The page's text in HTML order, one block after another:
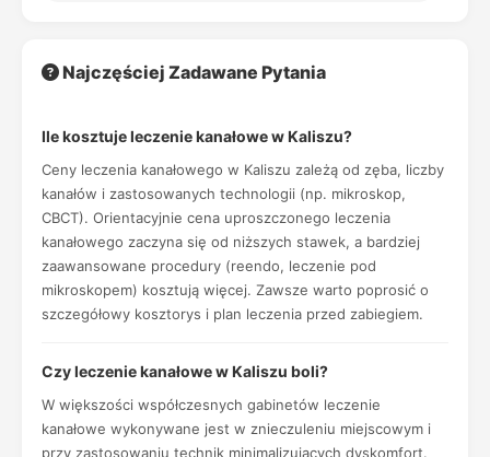
Najczęściej Zadawane Pytania
Ile kosztuje leczenie kanałowe w Kaliszu?
Ceny leczenia kanałowego w Kaliszu zależą od zęba, liczby
kanałów i zastosowanych technologii (np. mikroskop,
CBCT). Orientacyjnie cena uproszczonego leczenia
kanałowego zaczyna się od niższych stawek, a bardziej
zaawansowane procedury (reendo, leczenie pod
mikroskopem) kosztują więcej. Zawsze warto poprosić o
szczegółowy kosztorys i plan leczenia przed zabiegiem.
Czy leczenie kanałowe w Kaliszu boli?
W większości współczesnych gabinetów leczenie
kanałowe wykonywane jest w znieczuleniu miejscowym i
przy zastosowaniu technik minimalizujących dyskomfort.